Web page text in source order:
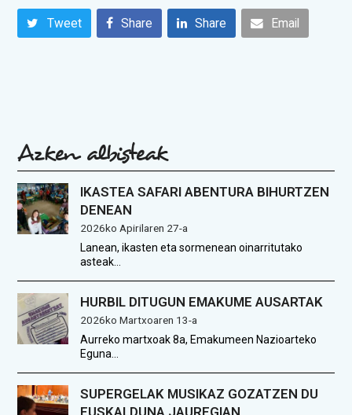
Tweet Share Share Email
Azken albisteak
IKASTEA SAFARI ABENTURA BIHURTZEN
DENEAN
2026ko Apirilaren 27-a
Lanean, ikasten eta sormenean oinarritutako
asteak…
HURBIL DITUGUN EMAKUME AUSARTAK
2026ko Martxoaren 13-a
Aurreko martxoak 8a, Emakumeen Nazioarteko
Eguna…
SUPERGELAK MUSIKAZ GOZATZEN DU